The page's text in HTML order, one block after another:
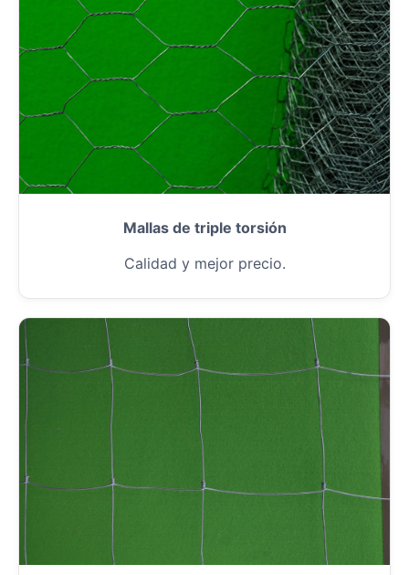
Mallas de triple torsión
Calidad y mejor precio.